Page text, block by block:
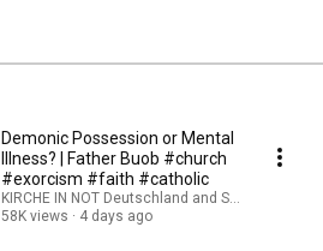
Demonic Possession or Mental
Illness? | Father Buob #church
#exorcism #faith #catholic
KIRCHE IN NOT Deutschland and St. Ulrich
58K views
4 days ago